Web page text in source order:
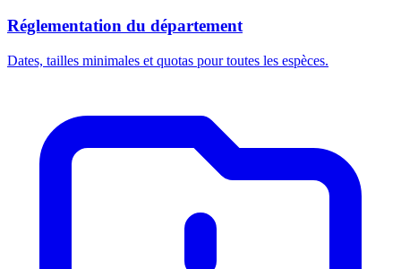
Réglementation du département
Dates, tailles minimales et quotas pour toutes les espèces.